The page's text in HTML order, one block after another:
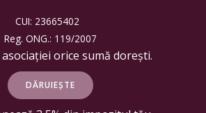
CUI: 23665402
Reg. ONG.: 119/2007
orice sumă dorești.
DĂRUIEȘTE